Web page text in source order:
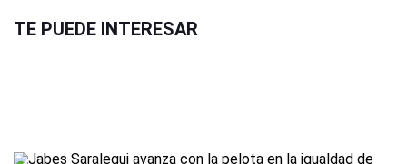
TE PUEDE INTERESAR